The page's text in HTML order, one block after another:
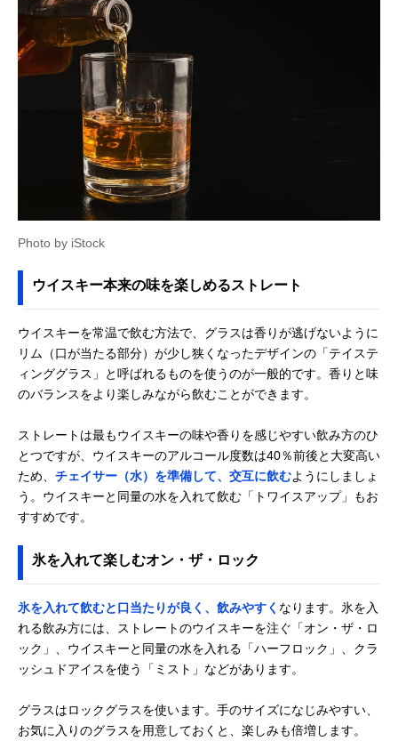
Photo by iStock
ウイスキー本来の味を楽しめるストレート
ウイスキーを常温で飲む方法で、グラスは香りが逃げないように
リム（口が当たる部分）が少し狭くなったデザインの「テイステ
ィンググラス」と呼ばれるものを使うのが一般的です。香りと味
のバランスをより楽しみながら飲むことができます。
ストレートは最もウイスキーの味や香りを感じやすい飲み方のひ
とつですが、ウイスキーのアルコール度数は40％前後と大変高い
ため、 チェイサー（水）を準備して、交互に飲むようにしましょ
う。ウイスキーと同量の水を入れて飲む「トワイスアップ」もお
すすめです。
氷を入れて楽しむオン・ザ・ロック
氷を入れて飲むと口当たりが良く、飲みやすく なります。氷を入
れる飲み方には、ストレートのウイスキーを注ぐ「オン・ザ・ロ
ック」、ウイスキーと同量の水を入れる「ハーフロック」、クラ
ッシュドアイスを使う「ミスト」などがあります。
グラスはロックグラスを使います。手のサイズになじみやすい、
お気に入りのグラスを用意しておくと、楽しみも倍増します。